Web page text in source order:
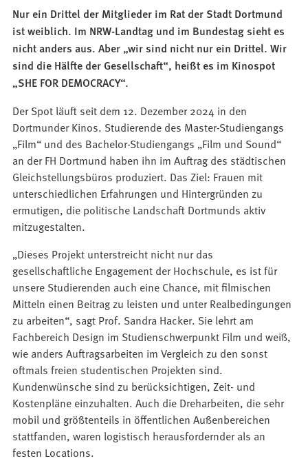
Nur ein Drittel der Mitglieder im Rat der Stadt Dortmund
ist weiblich. Im NRW-Landtag und im Bundestag sieht es
nicht anders aus. Aber „wir sind nicht nur ein Drittel. Wir
sind die Hälfte der Gesellschaft“, heißt es im Kinospot
„SHE FOR DEMOCRACY“.
Der Spot läuft seit dem 12. Dezember 2024 in den
Dortmunder Kinos. Studierende des Master-Studiengangs
„Film“ und des Bachelor-Studiengangs „Film und Sound“
an der FH Dortmund haben ihn im Auftrag des städtischen
Gleichstellungsbüros produziert. Das Ziel: Frauen mit
unterschiedlichen Erfahrungen und Hintergründen zu
ermutigen, die politische Landschaft Dortmunds aktiv
mitzugestalten.
„Dieses Projekt unterstreicht nicht nur das
gesellschaftliche Engagement der Hochschule, es ist für
unsere Studierenden auch eine Chance, mit filmischen
Mitteln einen Beitrag zu leisten und unter Realbedingungen
zu arbeiten“, sagt Prof. Sandra Hacker. Sie lehrt am
Fachbereich Design im Studienschwerpunkt Film und weiß,
wie anders Auftragsarbeiten im Vergleich zu den sonst
oftmals freien studentischen Projekten sind.
Kundenwünsche sind zu berücksichtigen, Zeit- und
Kostenpläne einzuhalten. Auch die Dreharbeiten, die sehr
mobil und größtenteils in öffentlichen Außenbereichen
stattfanden, waren logistisch herausfordernder als an
festen Locations.